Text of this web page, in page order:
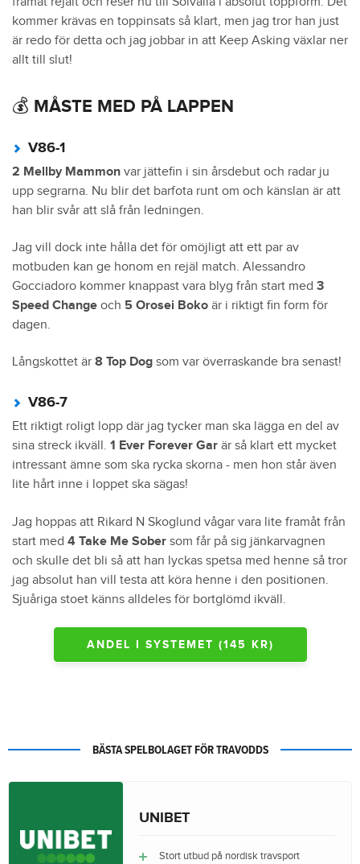
kommer krävas en toppinsats så klart, men jag tror han just
är redo för detta och jag jobbar in att Keep Asking växlar ner
allt till slut!
💰 MÅSTE MED PÅ LAPPEN
V86-1
2 Mellby Mammon var jättefin i sin årsdebut och radar ju
upp segrarna. Nu blir det barfota runt om och känslan är att
han blir svår att slå från ledningen.
Jag vill dock inte hålla det för omöjligt att ett par av
motbuden kan ge honom en rejäl match. Alessandro
Gocciadoro kommer knappast vara blyg från start med 3
Speed Change och 5 Orosei Boko är i riktigt fin form för
dagen.
Långskottet är 8 Top Dog som var överraskande bra senast!
V86-7
Ett riktigt roligt lopp där jag tycker man ska lägga en del av
sina streck ikväll. 1 Ever Forever Gar är så klart ett mycket
intressant ämne som ska rycka skorna - men hon står även
lite hårt inne i loppet ska sägas!
Jag hoppas att Rikard N Skoglund vågar vara lite framåt från
start med 4 Take Me Sober som får på sig jänkarvagnen
och skulle det bli så att han lyckas spetsa med henne så tror
jag absolut han vill testa att köra henne i den positionen.
Sjuåriga stoet känns alldeles för bortglömd ikväll.
ANDEL I SYSTEMET (145 KR)
BÄSTA SPELBOLAGET FÖR TRAVODDS
UNIBET
Stort utbud på nordisk travsport